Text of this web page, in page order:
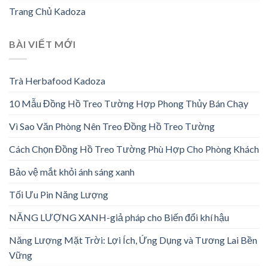
Trang Chủ Kadoza
BÀI VIẾT MỚI
Trà Herbafood Kadoza
10 Mẫu Đồng Hồ Treo Tường Hợp Phong Thủy Bán Chạy
Vì Sao Văn Phòng Nên Treo Đồng Hồ Treo Tường
Cách Chọn Đồng Hồ Treo Tường Phù Hợp Cho Phòng Khách
Bảo vệ mắt khỏi ánh sáng xanh
Tối Ưu Pin Năng Lượng
NĂNG LƯỢNG XANH-giả pháp cho Biến đổi khí hậu
Năng Lượng Mặt Trời: Lợi Ích, Ứng Dụng và Tương Lai Bền
Vững